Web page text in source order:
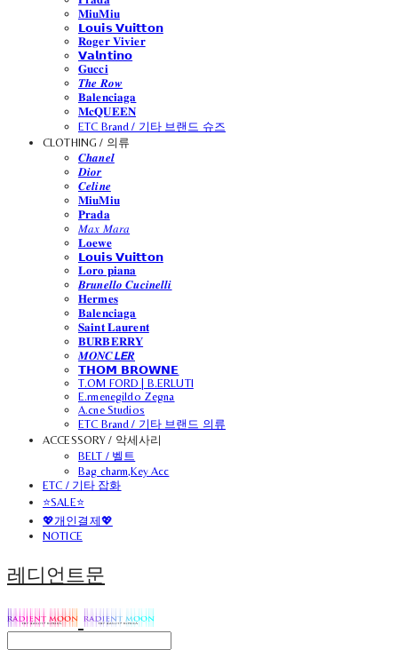
𝐌𝐢𝐮𝐌𝐢𝐮
𝗟𝗼𝘂𝗶𝘀 𝗩𝘂𝗶𝘁𝘁𝗼𝗻
𝐑𝐨𝐠𝐞𝐫 𝐕𝐢𝐯𝐢𝐞𝐫
𝗩𝗮𝗹𝗻𝘁𝗶𝗻𝗼
𝐆𝐮𝐜𝐜𝐢
𝑻𝒉𝒆 𝑹𝒐𝒘
𝐁𝐚𝐥𝐞𝐧𝐜𝐢𝐚𝐠𝐚
𝐌𝐜𝐐𝐔𝐄𝐄𝐍
ETC Brand / 기타 브랜드 슈즈
CLOTHING / 의류
𝑪𝒉𝒂𝒏𝒆𝒍
𝑫𝒊𝒐𝒓
𝑪𝒆𝒍𝒊𝒏𝒆
𝐌𝐢𝐮𝐌𝐢𝐮
𝐏𝐫𝐚𝐝𝐚
𝑀𝑎𝑥 𝑀𝑎𝑟𝑎
𝐋𝐨𝐞𝐰𝐞
𝗟𝗼𝘂𝗶𝘀 𝗩𝘂𝗶𝘁𝘁𝗼𝗻
𝐋𝐨𝐫𝐨 𝐩𝐢𝐚𝐧𝐚
𝑩𝒓𝒖𝒏𝒆𝒍𝒍𝒐 𝑪𝒖𝒄𝒊𝒏𝒆𝒍𝒍𝒊
𝐇𝐞𝐫𝐦𝐞𝐬
𝐁𝐚𝐥𝐞𝐧𝐜𝐢𝐚𝐠𝐚
𝐒𝐚𝐢𝐧𝐭 𝐋𝐚𝐮𝐫𝐞𝐧𝐭
𝐁𝐔𝐑𝐁𝐄𝐑𝐑𝐘
𝑴𝑶𝑵𝑪𝙇𝙀𝑹
𝗧𝗛𝗢𝗠 𝗕𝗥𝗢𝗪𝗡𝗘
T.OM FORD | B.ERLUTI
E.rmenegildo Zegna
A.cne Studios
ETC Brand / 기타 브랜드 의류
ACCESSORY / 악세사리
BELT / 벨트
Bag charm,Key Acc
ETC / 기타 잡화
⭐SALE⭐
💖개인결제💖
NOTICE
레디언트문